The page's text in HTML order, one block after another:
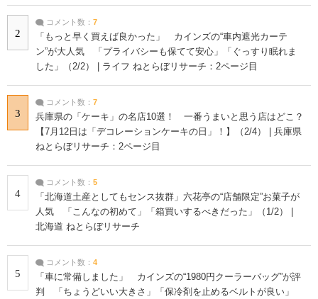
2
コメント数： 7
「もっと早く買えば良かった」 カインズの“車内遮光カーテ
ン”が大人気 「プライバシーも保てて安心」「ぐっすり眠れま
した」（2/2） | ライフ ねとらぼリサーチ：2ページ目
3
コメント数： 7
兵庫県の「ケーキ」の名店10選！ 一番うまいと思う店はどこ？
【7月12日は「デコレーションケーキの日」！】（2/4） | 兵庫県
ねとらぼリサーチ：2ページ目
4
コメント数： 5
「北海道土産としてもセンス抜群」六花亭の“店舗限定”お菓子が
人気 「こんなの初めて」「箱買いするべきだった」（1/2） |
北海道 ねとらぼリサーチ
5
コメント数： 4
「車に常備しました」 カインズの“1980円クーラーバッグ”が評
判 「ちょうどいい大きさ」「保冷剤を止めるベルトが良い」